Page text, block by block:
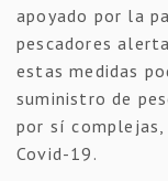
apoyado por la
pescadores
estas medidas
suministro de
por sí complejas,
Covid-19.